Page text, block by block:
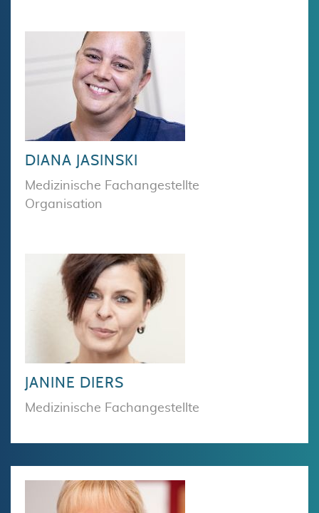
DIANA JASINSKI
Medizinische Fachangestellte
Organisation
JANINE DIERS
Medizinische Fachangestellte